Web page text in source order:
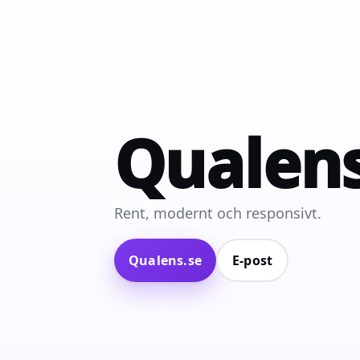
Rent, modernt och responsivt.
Qualens.se E‑post